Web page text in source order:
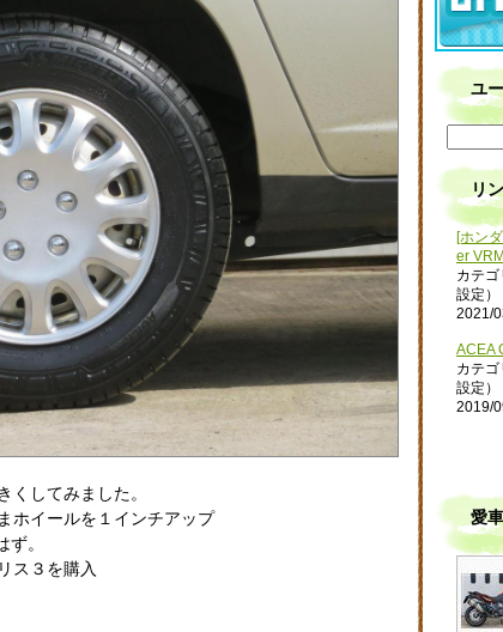
くしてみました。
ホイールを１インチアップ
。
ス３を購入
ユ
リ
[ホン
er
カテ
設定）
2021/
ACEA
カテ
設定）
2019/
愛